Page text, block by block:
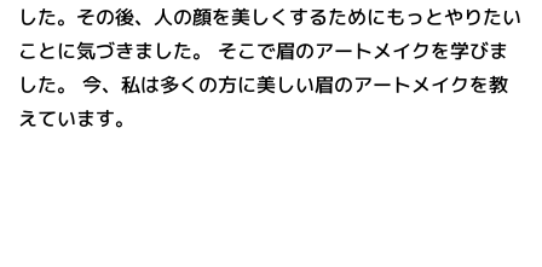
した。その後、人の顔を美しくするためにもっとやりたい
ことに気づきました。 そこで眉のアートメイクを学びま
した。 今、私は多くの方に美しい眉のアートメイクを教
えています。